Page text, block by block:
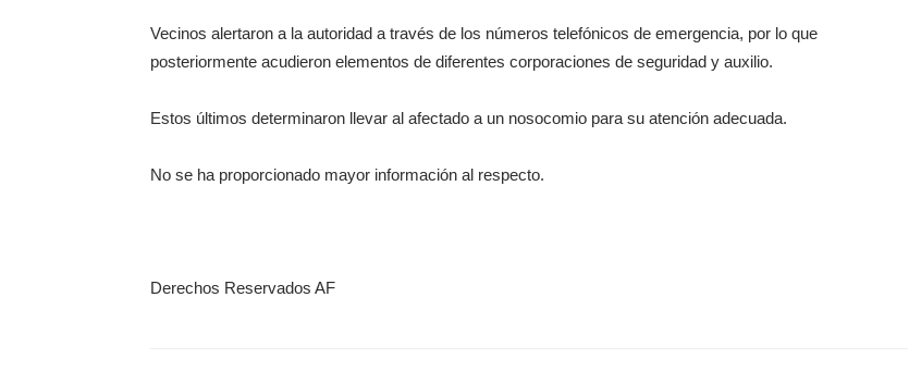
Vecinos alertaron a la autoridad a través de los números telefónicos de emergencia, por lo que
posteriormente acudieron elementos de diferentes corporaciones de seguridad y auxilio.
Estos últimos determinaron llevar al afectado a un nosocomio para su atención adecuada.
No se ha proporcionado mayor información al respecto.
Derechos Reservados AF